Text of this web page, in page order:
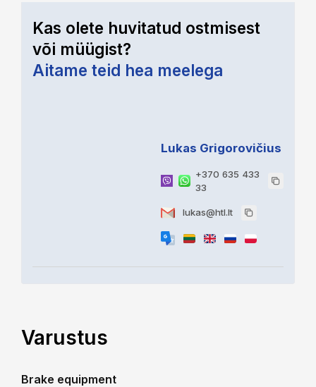
Kas olete huvitatud ostmisest
või müügist?
Aitame teid hea meelega
Lukas Grigorovičius
+370 635 433
33
lukas@htl.lt
Varustus
Brake equipment